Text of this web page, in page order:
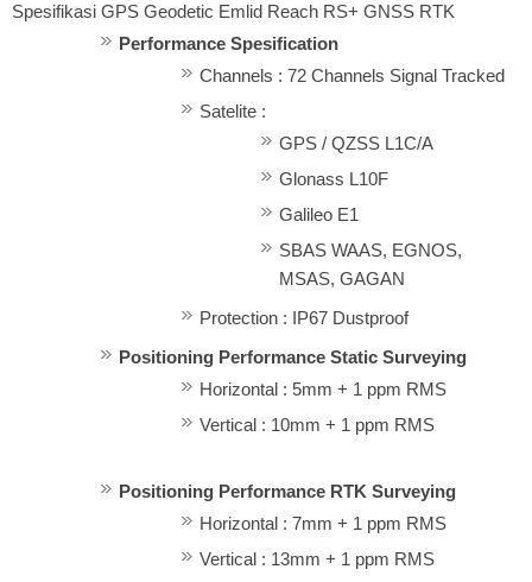
Spesifikasi GPS Geodetic Emlid Reach RS+ GNSS RTK
Performance Spesification
Channels : 72 Channels Signal Tracked
Satelite :
GPS / QZSS L1C/A
Glonass L10F
Galileo E1
SBAS WAAS, EGNOS,
MSAS, GAGAN
Protection : IP67 Dustproof
Positioning Performance Static Surveying
Horizontal : 5mm + 1 ppm RMS
Vertical : 10mm + 1 ppm RMS
Positioning Performance RTK Surveying
Horizontal : 7mm + 1 ppm RMS
Vertical : 13mm + 1 ppm RMS